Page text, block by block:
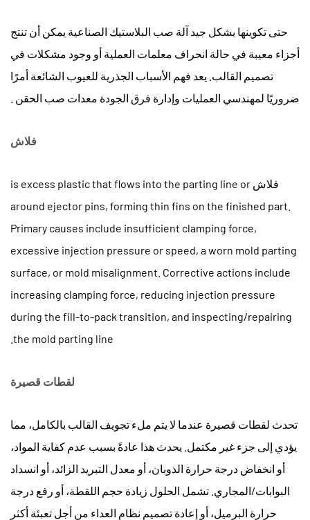
حتى تكوينها بشكل جيد آلة صب البلاستيك الصناعية يمكن أن تنتج
أجزاء معيبة في حالة انحراف معلمات العملية أو وجود مشكلات في
تصميم القالب. يعد فهم الأسباب الجذرية للعيوب الشائعة أمرًا
ضروريًا لمهندسي العمليات وإدارة فرق الجودة معدات صب الحقن
فلاش
فلاش is excess plastic that flows into the parting line or
around ejector pins, forming thin fins on the finished part.
Primary causes include insufficient clamping force,
excessive injection pressure or speed, a worn mold parting
surface, or mold misalignment. Corrective actions include
increasing clamping force, reducing injection pressure
during the fill-to-pack transition, and inspecting/repairing
the mold parting line.
لقطات قصيرة
تحدث لقطات قصيرة عندما لا يتم ملء تجويف القالب بالكامل، مما
يؤدي إلى جزء غير مكتمل. يحدث هذا عادةً بسبب عدم كفاية المواد،
أو انخفاض درجة حرارة الذوبان، أو معدل التبريد الزائد، أو انسداد
البوابات/المجاري. تشمل الحلول زيادة حجم اللقطة، أو رفع درجة
حرارة البرميل، أو إعادة تصميم نظام العداء من أجل تعبئة أكثر